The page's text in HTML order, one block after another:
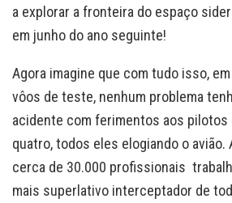
a explorar a fronteira do espaço
em junho do ano seguinte!
Agora imagine que com tudo isso,
vôos de teste, nenhum problema
acidente com ferimentos aos pilotos
quatro, todos eles elogiando o avião.
cerca de 30.000 profissionais
mais superlativo interceptador de